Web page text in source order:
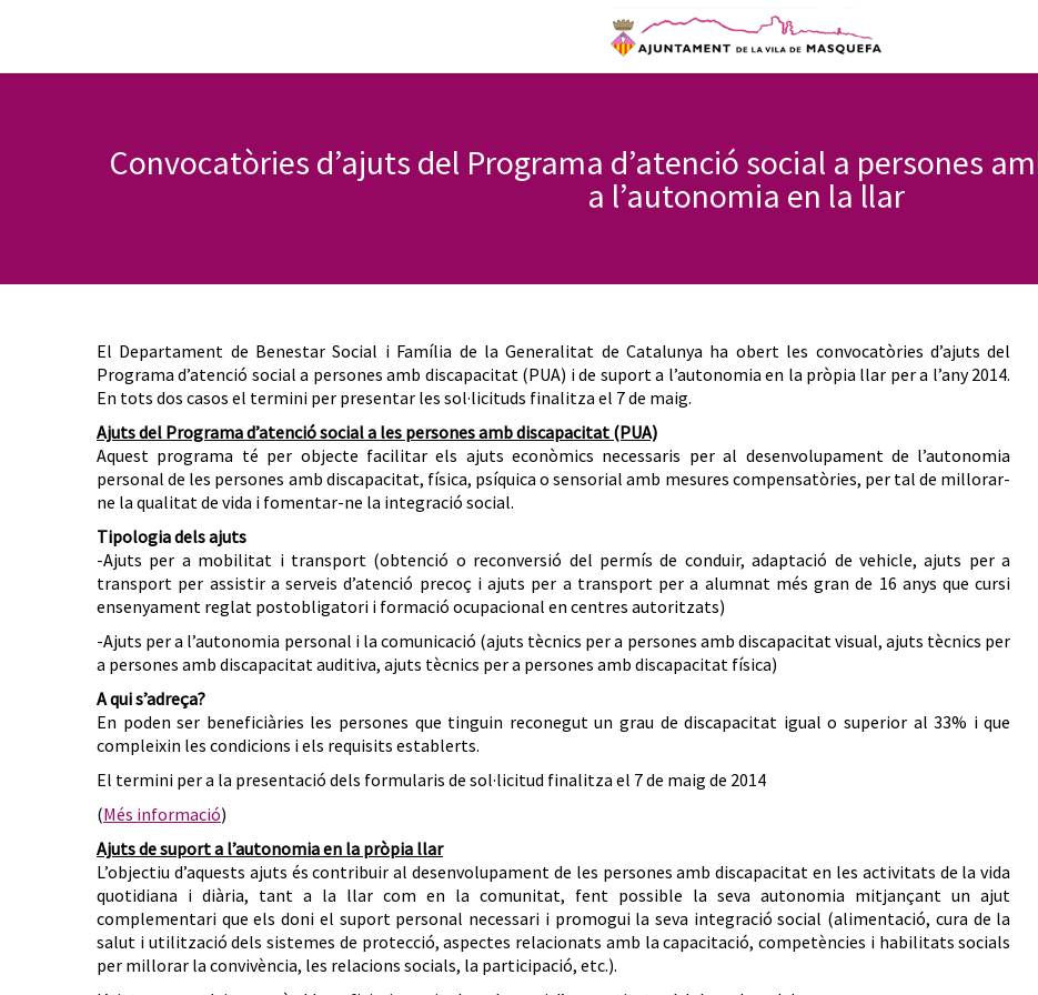
Convocatòries d’ajuts del Programa d’atenció social a persones
a l’autonomia en la llar
El Departament de Benestar Social i Família de la Generalitat de Catalunya ha obert les convocatòries d’ajuts del
Programa d’atenció social a persones amb discapacitat (PUA) i de suport a l’autonomia en la pròpia llar per a l’any 2014.
En tots dos casos el termini per presentar les sol·licituds finalitza el 7 de maig.
Ajuts del Programa d’atenció social a les persones amb discapacitat (PUA)
Aquest programa té per objecte facilitar els ajuts econòmics necessaris per al desenvolupament de l’autonomia
personal de les persones amb discapacitat, física, psíquica o sensorial amb mesures compensatòries, per tal de millorar-
ne la qualitat de vida i fomentar-ne la integració social.
Tipologia dels ajuts
-Ajuts per a mobilitat i transport (obtenció o reconversió del permís de conduir, adaptació de vehicle, ajuts per a
transport per assistir a serveis d’atenció precoç i ajuts per a transport per a alumnat més gran de 16 anys que cursi
ensenyament reglat postobligatori i formació ocupacional en centres autoritzats)
-Ajuts per a l’autonomia personal i la comunicació (ajuts tècnics per a persones amb discapacitat visual, ajuts tècnics per
a persones amb discapacitat auditiva, ajuts tècnics per a persones amb discapacitat física)
A qui s’adreça?
En poden ser beneficiàries les persones que tinguin reconegut un grau de discapacitat igual o superior al 33% i que
compleixin les condicions i els requisits establerts.
El termini per a la presentació dels formularis de sol·licitud finalitza el 7 de maig de 2014
(Més informació)
Ajuts de suport a l’autonomia en la pròpia llar
L’objectiu d’aquests ajuts és contribuir al desenvolupament de les persones amb discapacitat en les activitats de la vida
quotidiana i diària, tant a la llar com en la comunitat, fent possible la seva autonomia mitjançant un ajut
complementari que els doni el suport personal necessari i promogui la seva integració social (alimentació, cura de la
salut i utilització dels sistemes de protecció, aspectes relacionats amb la capacitació, competències i habilitats socials
per millorar la convivència, les relacions socials, la participació, etc.).